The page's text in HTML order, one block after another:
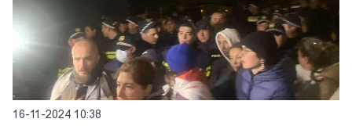
16-11-2024 10:38